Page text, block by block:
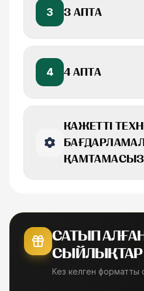
3 3 АПТА
4 4 АПТА
КАЖЕТТІ
ҚАМТАМАСЫЗ
САТЫП
СЫЙЛЫҚТАР
Кез келген форматты